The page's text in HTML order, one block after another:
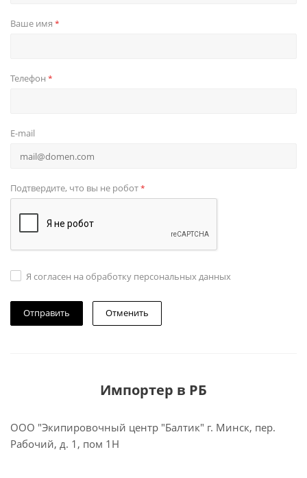
Ваше имя *
Телефон *
E-mail
Подтвердите, что вы не робот*
Я согласен на обработку персональных данных
Отменить
Импортер в РБ
ООО "Экипировочный центр "Балтик" г. Минск, пер.
Рабочий, д. 1, пом 1Н